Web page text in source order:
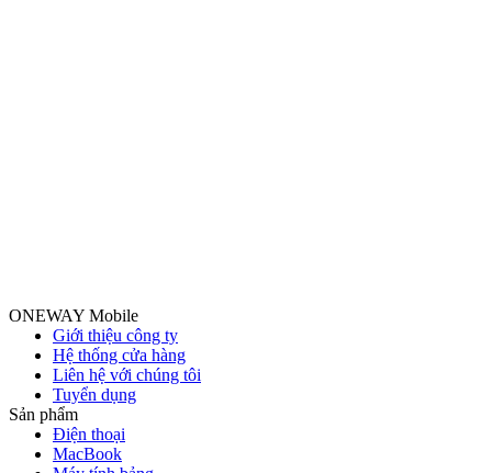
ONEWAY Mobile
Giới thiệu công ty
Hệ thống cửa hàng
Liên hệ với chúng tôi
Tuyển dụng
Sản phẩm
Điện thoại
MacBook